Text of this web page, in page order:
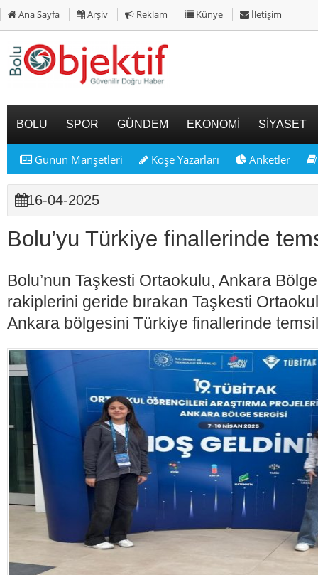
Ana Sayfa Arşiv Reklam Künye İletişim
BOLU SPOR GÜNDEM EKONOMİ SİYASET
Günün Manşetleri Köşe Yazarları Anketler
16-04-2025
Bolu’yu Türkiye finallerinde
Bolu’nun Taşkesti Ortaokulu, Ankara
rakiplerini geride bırakan Taşkesti
Ankara bölgesini Türkiye finallerinde